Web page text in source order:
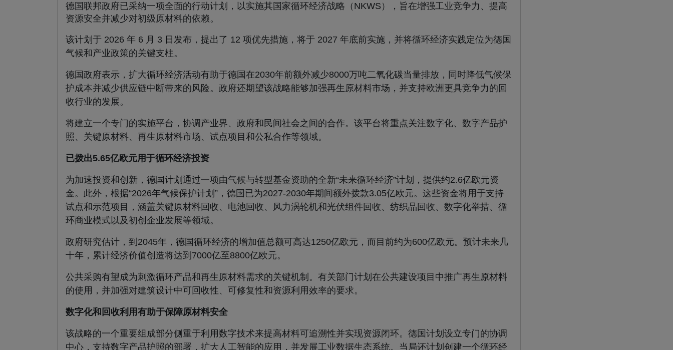
德国联邦政府已采纳一项全面的行动计划，以实施其国家循环经济战略（NKWS），旨在增强工业竞争力、提高
资源安全并减少对初级原材料的依赖。
该计划于 2026 年 6 月 3 日发布，提出了 12 项优先措施，将于 2027 年底前实施，并将循环经济实践定位为德国
气候和产业政策的关键支柱。
德国政府表示，扩大循环经济活动有助于德国在2030年前额外减少8000万吨二氧化碳当量排放，同时降低气候保
护成本并减少供应链中断带来的风险。政府还期望该战略能够加强再生原材料市场，并支持欧洲更具竞争力的回
收行业的发展。
将建立一个专门的实施平台，协调产业界、政府和民间社会之间的合作。该平台将重点关注数字化、数字产品护
照、关键原材料、再生原材料市场、试点项目和公私合作等领域。
已拨出5.65亿欧元用于循环经济投资
为加速投资和创新，德国计划通过一项由气候与转型基金资助的全新“未来循环经济”计划，提供约2.6亿欧元资
金。此外，根据“2026年气候保护计划”，德国已为2027-2030年期间额外拨款3.05亿欧元。这些资金将用于支持
试点和示范项目，涵盖关键原材料回收、电池回收、风力涡轮机和光伏组件回收、纺织品回收、数字化举措、循
环商业模式以及初创企业发展等领域。
政府研究估计，到2045年，德国循环经济的增加值总额可高达1250亿欧元，而目前约为600亿欧元。预计未来几
十年，累计经济价值创造将达到7000亿至8800亿欧元。
公共采购有望成为刺激循环产品和再生原材料需求的关键机制。有关部门计划在公共建设项目中推广再生原材料
的使用，并加强对建筑设计中可回收性、可修复性和资源利用效率的要求。
数字化和回收利用有助于保障原材料安全
该战略的一个重要组成部分侧重于利用数字技术来提高材料可追溯性并实现资源闭环。德国计划设立专门的协调
中心，支持数字产品护照的部署，扩大人工智能的应用，并发展工业数据生态系统。当局还计划创建一个循环经